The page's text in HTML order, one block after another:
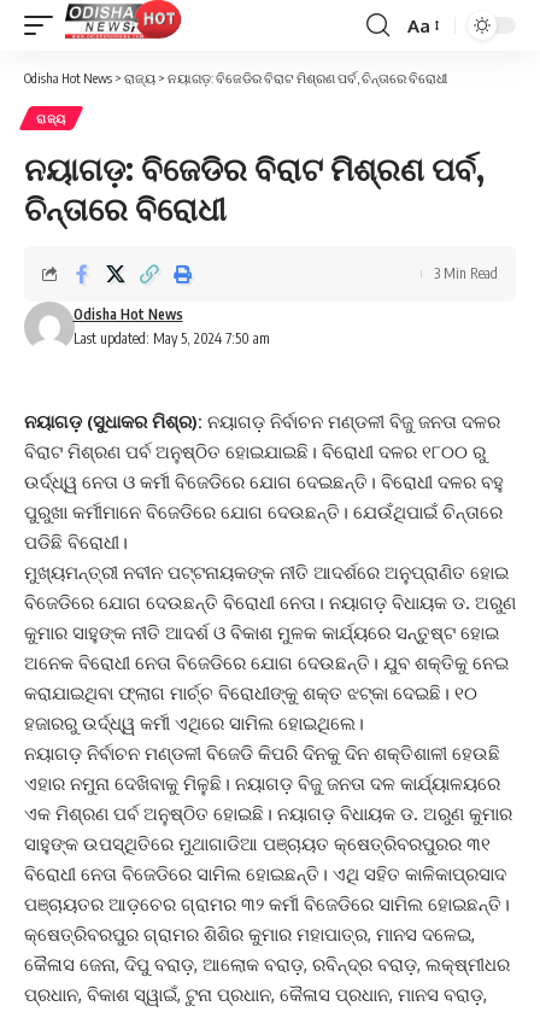
Font
Resizer
Aa
Odisha Hot News > ରାଜ୍ୟ > ନୟାଗଡ଼: ବିଜେଡିର ବିରାଟ ମିଶ୍ରଣ ପର୍ବ, ଚିନ୍ତାରେ ବିରୋଧୀ
ରାଜ୍ୟ
ନୟାଗଡ଼: ବିଜେଡିର ବିରାଟ ମିଶ୍ରଣ ପର୍ବ,
ଚିନ୍ତାରେ ବିରୋଧୀ
Last updated: May 5, 2024 7:50 am
Odisha Hot News
3 Min Read
ନୟାଗଡ଼ (ସୁଧାକର ମିଶ୍ର): ନୟାଗଡ଼ ନିର୍ବାଚନ ମଣ୍ଡଳୀ ବିଜୁ ଜନତା ଦଳର
ବିରାଟ ମିଶ୍ରଣ ପର୍ବ ଅନୁଷ୍ଠିତ ହୋଇଯାଇଛି। ବିରୋଧୀ ଦଳର ୧୮୦୦ ରୁ
ଉର୍ଦ୍ଧ୍ୱ ନେତା ଓ କର୍ମୀ ବିଜେଡିରେ ଯୋଗ ଦେଇଛନ୍ତି। ବିରୋଧୀ ଦଳର ବହୁ
ପୁରୁଖା କର୍ମୀମାନେ ବିଜେଡିରେ ଯୋଗ ଦେଉଛନ୍ତି। ଯେଉଁଥିପାଇଁ ଚିନ୍ତାରେ
ପଡିଛି ବିରୋଧୀ।
ମୁଖ୍ୟମନ୍ତ୍ରୀ ନବୀନ ପଟ୍ଟନାୟକଙ୍କ ନୀତି ଆଦର୍ଶରେ ଅନୁପ୍ରାଣିତ ହୋଇ
ବିଜେଡିରେ ଯୋଗ ଦେଉଛନ୍ତି ବିରୋଧୀ ନେତା। ନୟାଗଡ଼ ବିଧାୟକ ଡ. ଅରୁଣ
କୁମାର ସାହୁଙ୍କ ନୀତି ଆଦର୍ଶ ଓ ବିକାଶ ମୁଳକ କାର୍ଯ୍ୟରେ ସନ୍ତୁଷ୍ଟ ହୋଇ
ଅନେକ ବିରୋଧୀ ନେତା ବିଜେଡିରେ ଯୋଗ ଦେଉଛନ୍ତି। ଯୁବ ଶକ୍ତିକୁ ନେଇ
କରାଯାଇଥିବା ଫ୍ଲାଗ ମାର୍ଚ୍ଚ ବିରୋଧୀଙ୍କୁ ଶକ୍ତ ଝଟ୍‌କା ଦେଇଛି। ୧୦
ହଜାରରୁ ଉର୍ଦ୍ଧ୍ୱ କର୍ମୀ ଏଥିରେ ସାମିଲ ହୋଇଥିଲେ।
ନୟାଗଡ଼ ନିର୍ବାଚନ ମଣ୍ଡଳୀ ବିଜେଡି କିପରି ଦିନକୁ ଦିନ ଶକ୍ତିଶାଳୀ ହେଉଛି
ଏହାର ନମୁନା ଦେଖିବାକୁ ମିଳୁଛି। ନୟାଗଡ଼ ବିଜୁ ଜନତା ଦଳ କାର୍ଯ୍ୟାଳୟରେ
ଏକ ମିଶ୍ରଣ ପର୍ବ ଅନୁଷ୍ଠିତ ହୋଇଛି। ନୟାଗଡ଼ ବିଧାୟକ ଡ. ଅରୁଣ କୁମାର
ସାହୁଙ୍କ ଉପସ୍ଥିତିରେ ମୁଥାଗାଡିଆ ପଞ୍ଚାୟତ କ୍ଷେତ୍ରିବରପୁରର ୩୧
ବିରୋଧୀ ନେତା ବିଜେଡିରେ ସାମିଲ ହୋଇଛନ୍ତି। ଏଥି ସହିତ କାଳିକାପ୍ରସାଦ
ପଞ୍ଚାୟତର ଆଡ଼ଚେର ଗ୍ରାମର ୩୨ କର୍ମୀ ବିଜେଡିରେ ସାମିଲ ହୋଇଛନ୍ତି।
କ୍ଷେତ୍ରିବରପୁର ଗ୍ରାମର ଶିଶିର କୁମାର ମହାପାତ୍ର, ମାନସ ଦଳେଇ,
କୈଳାସ ଜେନା, ଦିପୁ ବରାଡ଼, ଆଲୋକ ବରାଡ଼, ରବିନ୍ଦ୍ର ବରାଡ଼, ଲକ୍ଷ୍ମୀଧର
ପ୍ରଧାନ, ବିକାଶ ସ୍ୱାଇଁ, ଟୁନା ପ୍ରଧାନ, କୈଳାସ ପ୍ରଧାନ, ମାନସ ବରାଡ଼,